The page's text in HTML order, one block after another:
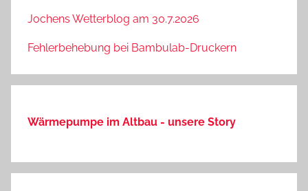
Jochens Wetterblog am 30.7.2026
Fehlerbehebung bei Bambulab-Druckern
Wärmepumpe im Altbau - unsere Story